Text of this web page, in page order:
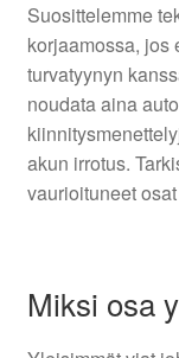
Suosittelemme
korjaamossa, jos
turvatyynyn
noudata aina
akun irrotus.
vaurioituneet
Miksi osa